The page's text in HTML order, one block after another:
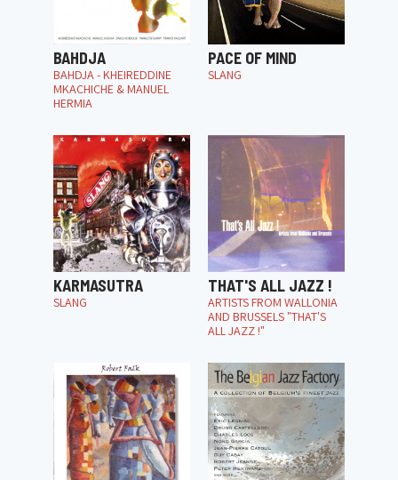
BAHDJA
BAHDJA - KHEIREDDINE
MKACHICHE & MANUEL
HERMIA
PACE OF MIND
SLANG
KARMASUTRA
SLANG
THAT'S ALL JAZZ !
ARTISTS FROM WALLONIA
AND BRUSSELS "THAT'S
ALL JAZZ !"